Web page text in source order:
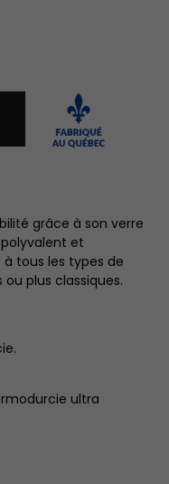
grâce à son verre
et
tous les types de
plus classiques.
ultra